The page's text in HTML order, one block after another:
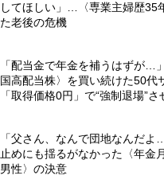
してほしい」…〈専業主婦歴35
た老後の危機
「配当金で年金を補うはずが…
国高配当株〉を買い続けた50代
「取得価格0円」で“強制退場”
「父さん、なんで団地なんだよ
止めにも揺るがなかった〈年金
男性〉の決意